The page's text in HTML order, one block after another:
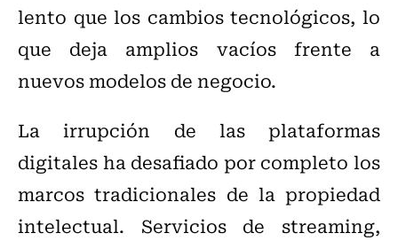
lento que los cambios tecnológicos, lo
que deja amplios vacíos frente a
nuevos modelos de negocio.
La irrupción de las plataformas
digitales ha desafiado por completo los
marcos tradicionales de la propiedad
intelectual. Servicios de streaming,